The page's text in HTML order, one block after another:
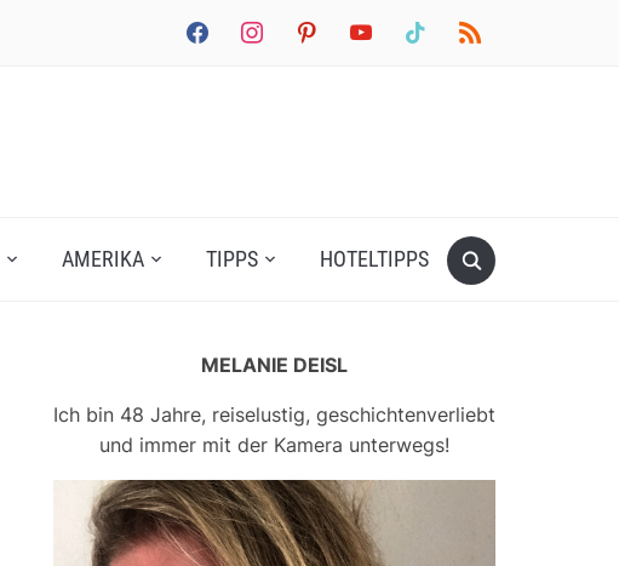
facebookinstagrampinterestyoutube tiktok rss
AMERIKA TIPPS HOTELTIPPS
MELANIE DEISL
Ich bin 48 Jahre, reiselustig, geschichtenverliebt
und immer mit der Kamera unterwegs!